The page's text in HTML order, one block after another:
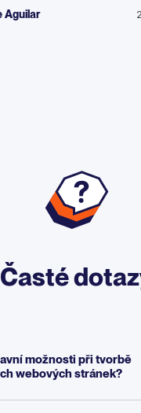
Aguilar
Časté
možnosti při tvorbě
webových stránek?